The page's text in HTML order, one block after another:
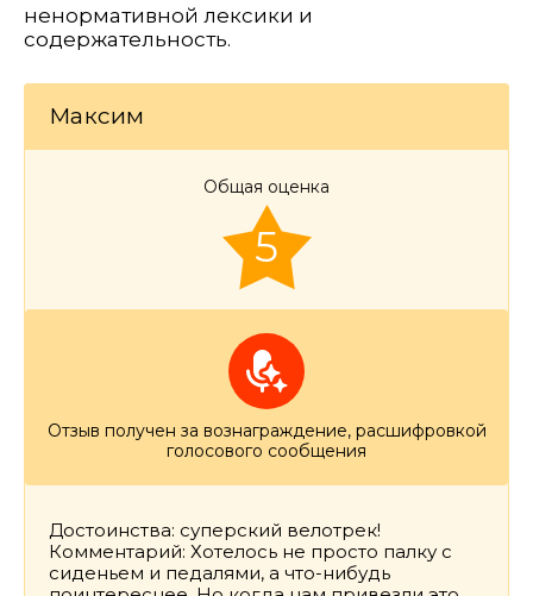
ненормативной лексики и
содержательность.
Максим
Отзыв получен за вознаграждение, расшифровкой
голосового сообщения
Общая оценка
5
Достоинства: суперский велотрек!
Комментарий: Хотелось не просто палку с
сиденьем и педалями, а что-нибудь